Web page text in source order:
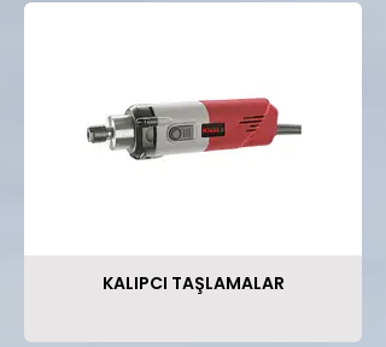
KALIPCI TAŞLAMALAR